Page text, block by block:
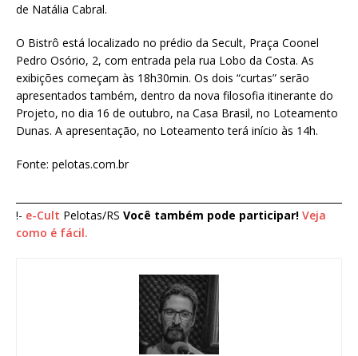
de Natália Cabral.
O Bistrô está localizado no prédio da Secult, Praça Coonel
Pedro Osório, 2, com entrada pela rua Lobo da Costa. As
exibições começam às 18h30min. Os dois “curtas” serão
apresentados também, dentro da nova filosofia itinerante do
Projeto, no dia 16 de outubro, na Casa Brasil, no Loteamento
Dunas. A apresentação, no Loteamento terá início às 14h.
Fonte: pelotas.com.br
!- e-Cult Pelotas/RS Você também pode participar! Veja
como é fácil.